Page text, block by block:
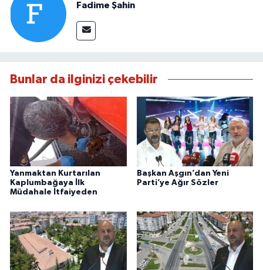
Fadime Şahin
Bunlar da ilginizi çekebilir
Yanmaktan Kurtarılan
Kaplumbağaya İlk
Müdahale İtfaiyeden
Başkan Aşgın’dan Yeni
Parti’ye Ağır Sözler